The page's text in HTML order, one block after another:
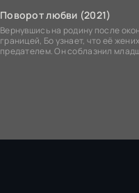
Поворот любви (2021)
Вернувшись на родину после
границей, Бо узнает, что её
предателем. Он соблазнил